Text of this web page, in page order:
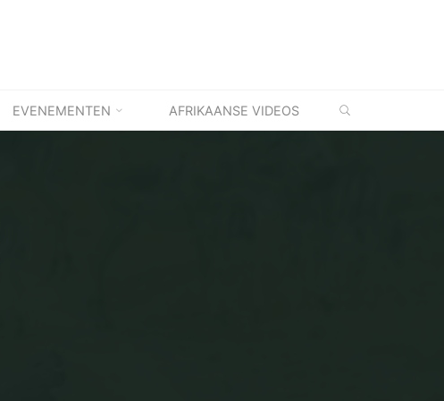
EVENEMENTEN AFRIKAANSE VIDEOS